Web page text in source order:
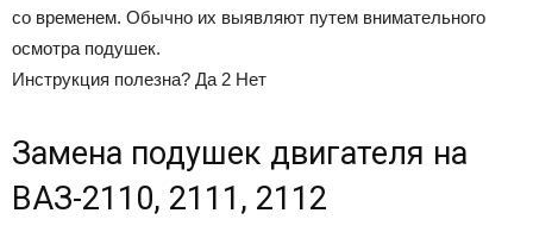
со временем. Обычно их выявляют путем внимательного
осмотра подушек.
Инструкция полезна? Да 2 Нет
Замена подушек двигателя на
ВАЗ-2110, 2111, 2112